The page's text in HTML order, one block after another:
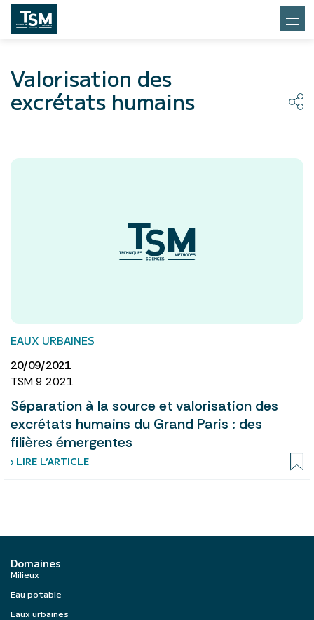
Valorisation des
excrétats humains
EAUX URBAINES
20/09/2021
TSM 9 2021
Séparation à la source et valorisation des
excrétats humains du Grand Paris : des
filières émergentes
› LIRE L’ARTICLE
Domaines
Milieux
Eau potable
Eaux urbaines